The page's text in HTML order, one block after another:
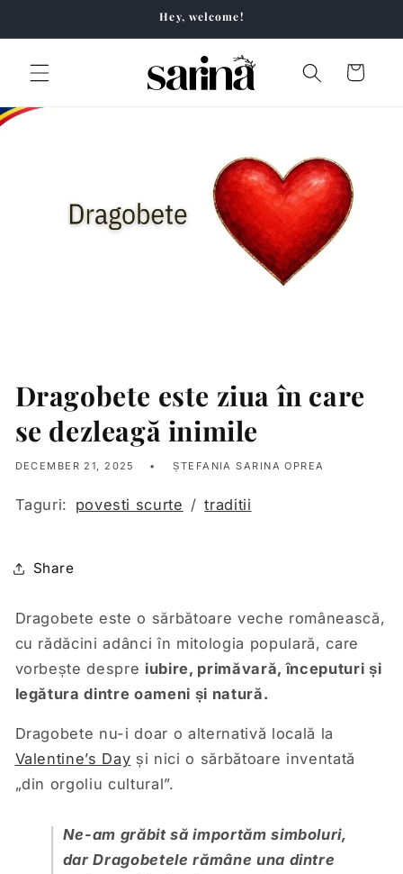
Hey, welcome!
Cart
Dragobete este ziua în care
se dezleagă inimile
DECEMBER 21, 2025 ȘTEFANIA SARINA OPREA
Taguri: povesti scurte / traditii
Share
Dragobete este o sărbătoare veche românească,
cu rădăcini adânci în mitologia populară, care
vorbește despre iubire, primăvară, începuturi și
legătura dintre oameni și natură.
Dragobete nu-i doar o alternativă locală la
Valentine’s Day și nici o sărbătoare inventată
„din orgoliu cultural”.
Ne-am grăbit să importăm simboluri,
dar Dragobetele rămâne una dintre